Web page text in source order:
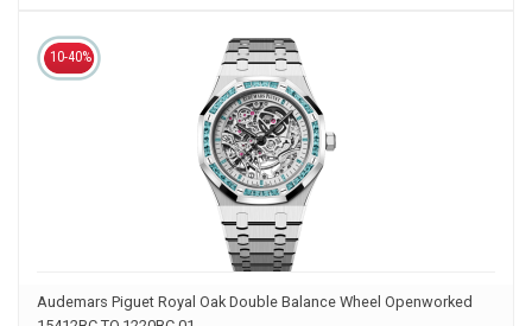
10-40%
Audemars Piguet Royal Oak Double Balance Wheel Openworked